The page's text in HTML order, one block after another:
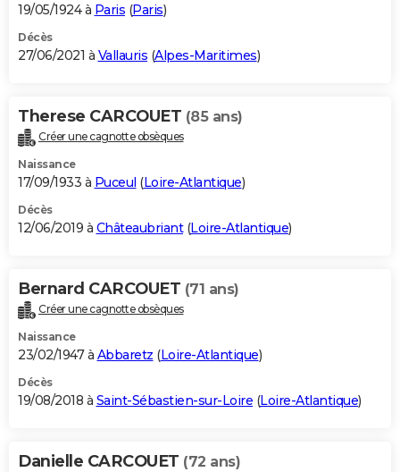
19/05/1924 à Paris (Paris)
Décès
27/06/2021 à Vallauris (Alpes-Maritimes)
Therese CARCOUET (85 ans)
Créer une cagnotte obsèques
Naissance
17/09/1933 à Puceul (Loire-Atlantique)
Décès
12/06/2019 à Châteaubriant(Loire-Atlantique)
Bernard CARCOUET (71 ans)
Créer une cagnotte obsèques
Naissance
23/02/1947 à Abbaretz (Loire-Atlantique)
Décès
19/08/2018 à Saint-Sébastien-sur-Loire (Loire-Atlantique)
Danielle CARCOUET (72 ans)